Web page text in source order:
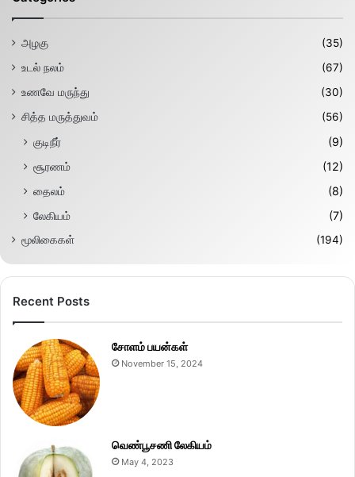
அழகு
(35)
உடல் நலம்
(67)
உணவே மருந்து
(30)
சித்த மருத்துவம்
(56)
குடிநீர்
(9)
சூரணம்
(12)
தைலம்
(8)
லேகியம்
(7)
மூலிகைகள் (194)
Recent Posts
சோளம் பயன்கள்
November 15, 2024
வெண்பூசணி லேகியம்
May 4, 2023